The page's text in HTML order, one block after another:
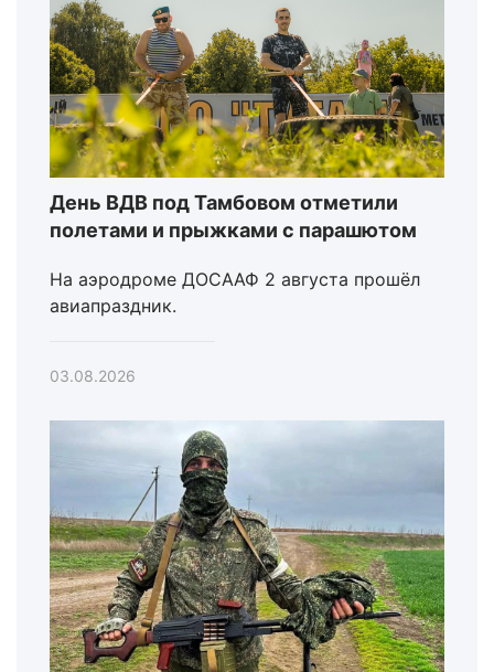
День ВДВ под Тамбовом отметили
полетами и прыжками с парашютом
На аэродроме ДОСААФ 2 августа прошёл
авиапраздник.
03.08.2026